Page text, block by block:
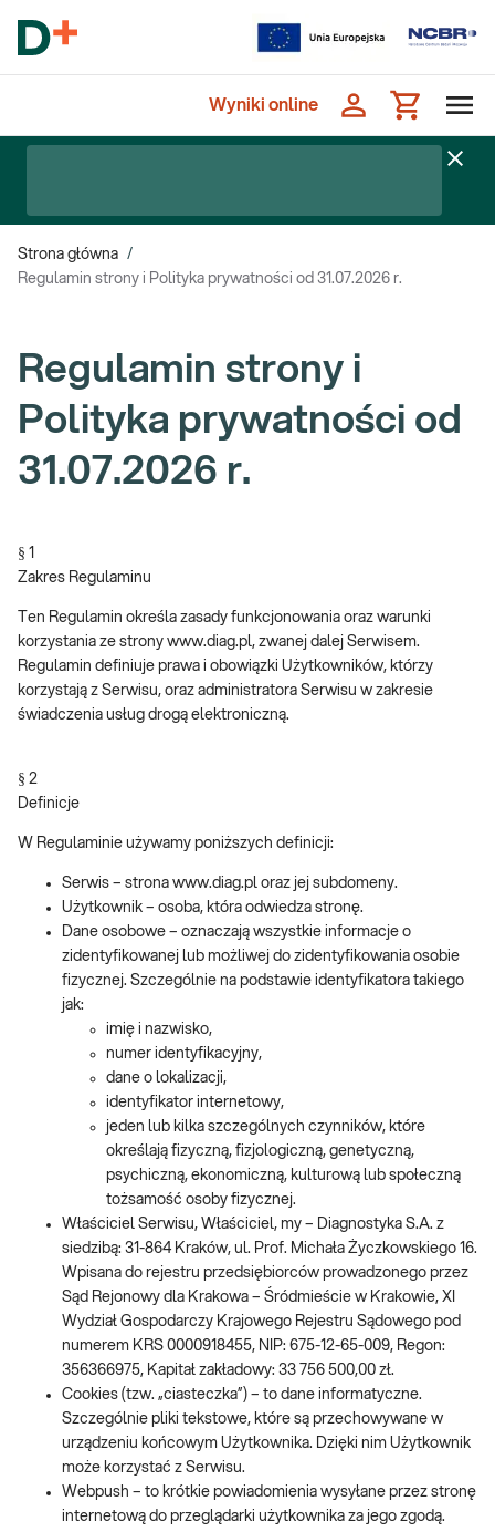
Wyniki online
Strona główna /
Regulamin strony i Polityka prywatności od 31.07.2026 r.
Regulamin strony i
Polityka prywatności od
31.07.2026 r.
§ 1
Zakres Regulaminu
Ten Regulamin określa zasady funkcjonowania oraz warunki
korzystania ze strony www.diag.pl, zwanej dalej Serwisem.
Regulamin definiuje prawa i obowiązki Użytkowników, którzy
korzystają z Serwisu, oraz administratora Serwisu w zakresie
świadczenia usług drogą elektroniczną.
§ 2
Definicje
W Regulaminie używamy poniższych definicji:
Serwis – strona www.diag.pl oraz jej subdomeny.
Użytkownik – osoba, która odwiedza stronę.
Dane osobowe – oznaczają wszystkie informacje o
zidentyfikowanej lub możliwej do zidentyfikowania osobie
fizycznej. Szczególnie na podstawie identyfikatora takiego
jak:
imię i nazwisko,
numer identyfikacyjny,
dane o lokalizacji,
identyfikator internetowy,
jeden lub kilka szczególnych czynników, które
określają fizyczną, fizjologiczną, genetyczną,
psychiczną, ekonomiczną, kulturową lub społeczną
tożsamość osoby fizycznej.
Właściciel Serwisu, Właściciel, my – Diagnostyka S.A. z
siedzibą: 31-864 Kraków, ul. Prof. Michała Życzkowskiego 16.
Wpisana do rejestru przedsiębiorców prowadzonego przez
Sąd Rejonowy dla Krakowa – Śródmieście w Krakowie, XI
Wydział Gospodarczy Krajowego Rejestru Sądowego pod
numerem KRS 0000918455, NIP: 675-12-65-009, Regon:
356366975, Kapitał zakładowy: 33 756 500,00 zł.
Cookies (tzw. „ciasteczka”) – to dane informatyczne.
Szczególnie pliki tekstowe, które są przechowywane w
urządzeniu końcowym Użytkownika. Dzięki nim Użytkownik
może korzystać z Serwisu.
Webpush – to krótkie powiadomienia wysyłane przez stronę
internetową do przeglądarki użytkownika za jego zgodą.